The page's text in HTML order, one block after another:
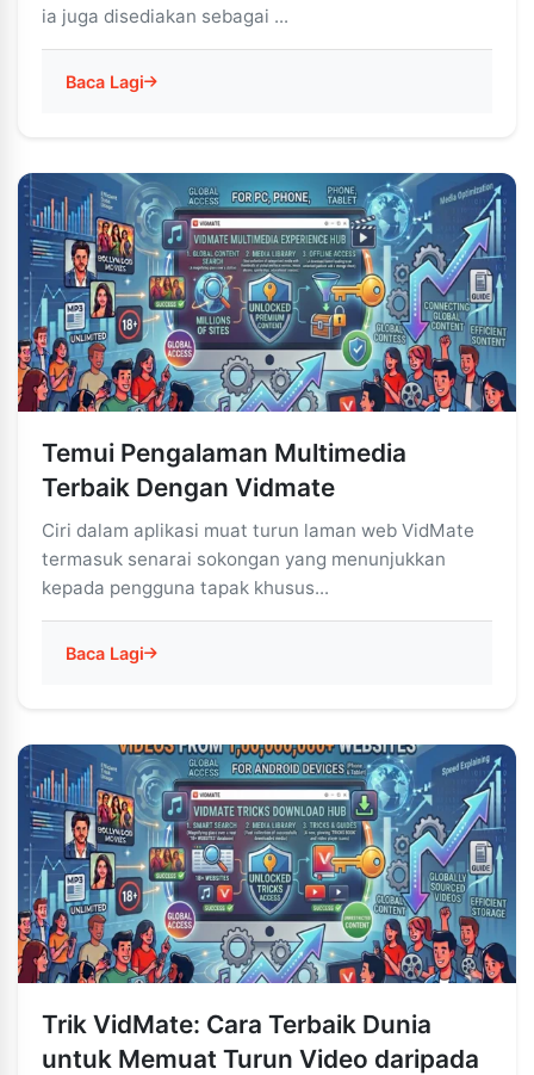
ia juga disediakan sebagai ...
Baca Lagi
Temui Pengalaman Multimedia
Terbaik Dengan Vidmate
Ciri dalam aplikasi muat turun laman web VidMate
termasuk senarai sokongan yang menunjukkan
kepada pengguna tapak khusus...
Baca Lagi
Trik VidMate: Cara Terbaik Dunia
untuk Memuat Turun Video daripada